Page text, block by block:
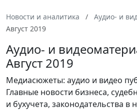
Новости и аналитика
Аудио- и
Август 2019
Аудио- и
Август 2019
Медиасюжеты: аудио и видео
Главные новости бизнеса,
и бухучета, законодательства в